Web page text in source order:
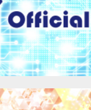
MEMBER